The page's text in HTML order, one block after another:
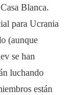
Blanca.
para Ucrania
(aunque
se han
luchando
están